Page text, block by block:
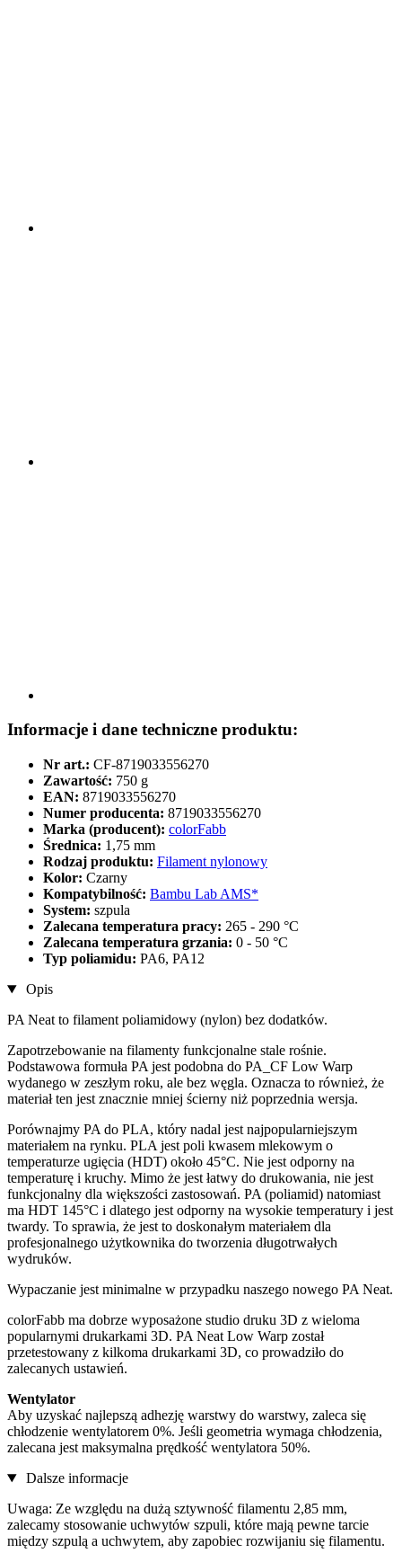
Informacje i dane techniczne produktu:
Nr art.: CF-8719033556270
Zawartość: 750 g
EAN: 8719033556270
Numer producenta: 8719033556270
Marka (producent): colorFabb
Średnica: 1,75 mm
Rodzaj produktu: Filament nylonowy
Kolor: Czarny
Kompatybilność: Bambu Lab AMS*
System: szpula
Zalecana temperatura pracy: 265 - 290 °C
Zalecana temperatura grzania: 0 - 50 °C
Typ poliamidu: PA6, PA12
Opis
PA Neat to filament poliamidowy (nylon) bez dodatków.
Zapotrzebowanie na filamenty funkcjonalne stale rośnie.
Podstawowa formuła PA jest podobna do PA_CF Low Warp
wydanego w zeszłym roku, ale bez węgla. Oznacza to również, że
materiał ten jest znacznie mniej ścierny niż poprzednia wersja.
Porównajmy PA do PLA, który nadal jest najpopularniejszym
materiałem na rynku. PLA jest poli kwasem mlekowym o
temperaturze ugięcia (HDT) około 45°C. Nie jest odporny na
temperaturę i kruchy. Mimo że jest łatwy do drukowania, nie jest
funkcjonalny dla większości zastosowań. PA (poliamid) natomiast
ma HDT 145°C i dlatego jest odporny na wysokie temperatury i jest
twardy. To sprawia, że ​​jest to doskonałym materiałem dla
profesjonalnego użytkownika do tworzenia długotrwałych
wydruków.
Wypaczanie jest minimalne w przypadku naszego nowego PA Neat.
colorFabb ma dobrze wyposażone studio druku 3D z wieloma
popularnymi drukarkami 3D. PA Neat Low Warp został
przetestowany z kilkoma drukarkami 3D, co prowadziło do
zalecanych ustawień.
Wentylator
Aby uzyskać najlepszą adhezję warstwy do warstwy, zaleca się
chłodzenie wentylatorem 0%. Jeśli geometria wymaga chłodzenia,
zalecana jest maksymalna prędkość wentylatora 50%.
Dalsze informacje
Uwaga: Ze względu na dużą sztywność filamentu 2,85 mm,
zalecamy stosowanie uchwytów szpuli, które mają pewne tarcie
między szpulą a uchwytem, ​​aby zapobiec rozwijaniu się filamentu.